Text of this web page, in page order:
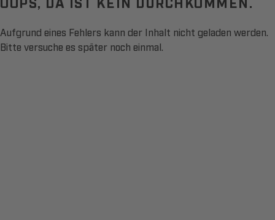
Aufgrund eines Fehlers kann der Inhalt nicht geladen werden.
Bitte versuche es später noch einmal.